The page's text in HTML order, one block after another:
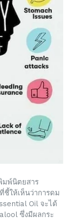
มพ์นิตยสาร
ให้เห็นว่าการดม
Oil จะได้
ซึ่งมีผลกระ